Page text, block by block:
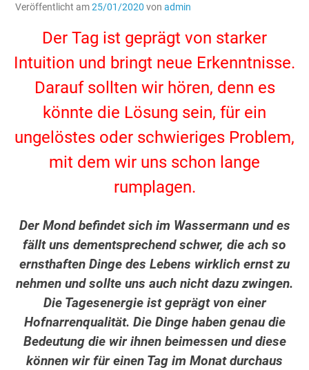
Veröffentlicht am25/01/2020 von admin
Der Tag ist geprägt von starker
Intuition und bringt neue Erkenntnisse.
Darauf sollten wir hören, denn es
könnte die Lösung sein, für ein
ungelöstes oder schwieriges Problem,
mit dem wir uns schon lange
rumplagen.
Der Mond befindet sich im Wassermann und es
fällt uns dementsprechend schwer, die ach so
ernsthaften Dinge des Lebens wirklich ernst zu
nehmen und sollte uns auch nicht dazu zwingen.
Die Tagesenergie ist geprägt von einer
Hofnarrenqualität. Die Dinge haben genau die
Bedeutung die wir ihnen beimessen und diese
können wir für einen Tag im Monat durchaus